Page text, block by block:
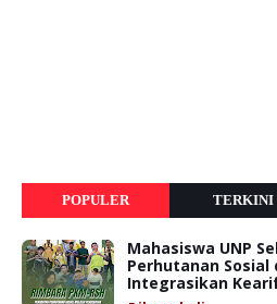
POPULER TERKINI
Mahasiswa UNP
Perhutanan Sosial
Integrasikan